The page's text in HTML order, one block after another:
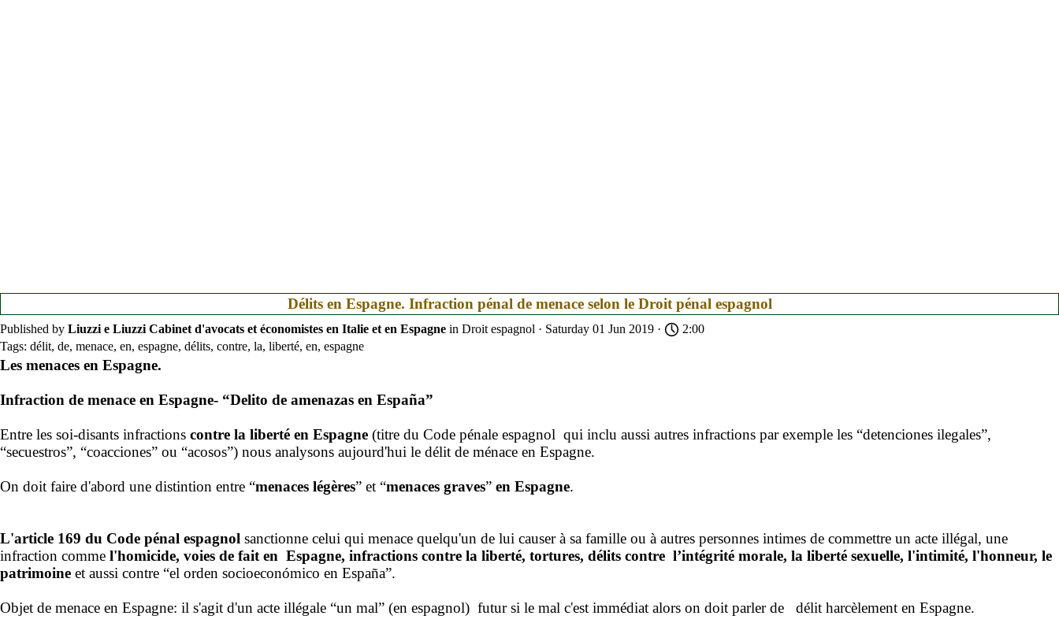
Délits en Espagne. Infraction pénal de menace selon le Droit pénal espagnol
Published by Liuzzi e Liuzzi Cabinet d'avocats et économistes en Italie et en Espagne in Droit espagnol · Saturday 01 Jun 2019 ·
2:00
Tags: délit, de, menace, en, espagne, délits, contre, la, liberté, en, espagne
Les menaces en Espagne.
Infraction de menace en Espagne- “Delito de amenazas en España”
Entre les soi-disants infractions contre la liberté en Espagne (titre du Code pénale espagnol qui inclu aussi autres infractions par exemple les “detenciones ilegales”,
“secuestros”, “coacciones” ou “acosos”) nous analysons aujourd'hui le délit de ménace en Espagne.
On doit faire d'abord une distintion entre “menaces légères” et “menaces graves” en Espagne.
L'article 169 du Code pénal espagnol sanctionne celui qui menace quelqu'un de lui causer à sa famille ou à autres personnes intimes de commettre un acte illégal, une
infraction comme l'homicide, voies de fait en Espagne, infractions contre la liberté, tortures, délits contre l’intégrité morale, la liberté sexuelle, l'intimité, l'honneur, le
patrimoine et aussi contre “el orden socioeconómico en España”.
Objet de menace en Espagne: il s'agit d'un acte illégale “un mal” (en espagnol) futur si le mal c'est immédiat alors on doit parler de délit harcèlement en Espagne.